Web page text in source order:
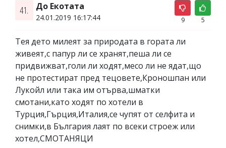
41. До Екотата
24.01.2019 16:17:44 9 5
Тея дето милеят за природата в гората ли
живеят,с папур ли се хранят,пеша ли се
придвижват,голи ли ходят,месо ли не ядат,що
не протестират пред тецовете,Кроношпан или
Лукойл или така им отърва,шматки
смотани,като ходят по хотели в
Турция,Гърция,Италия,се чупят от селфита и
снимки,в България лаят по всеки строеж или
хотел,СМОТАНЯЦИ